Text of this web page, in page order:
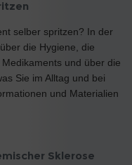
selber spritzen? In der
die Hygiene, die
und über die
Sie im Alltag und bei
und Materialien
Sklerose